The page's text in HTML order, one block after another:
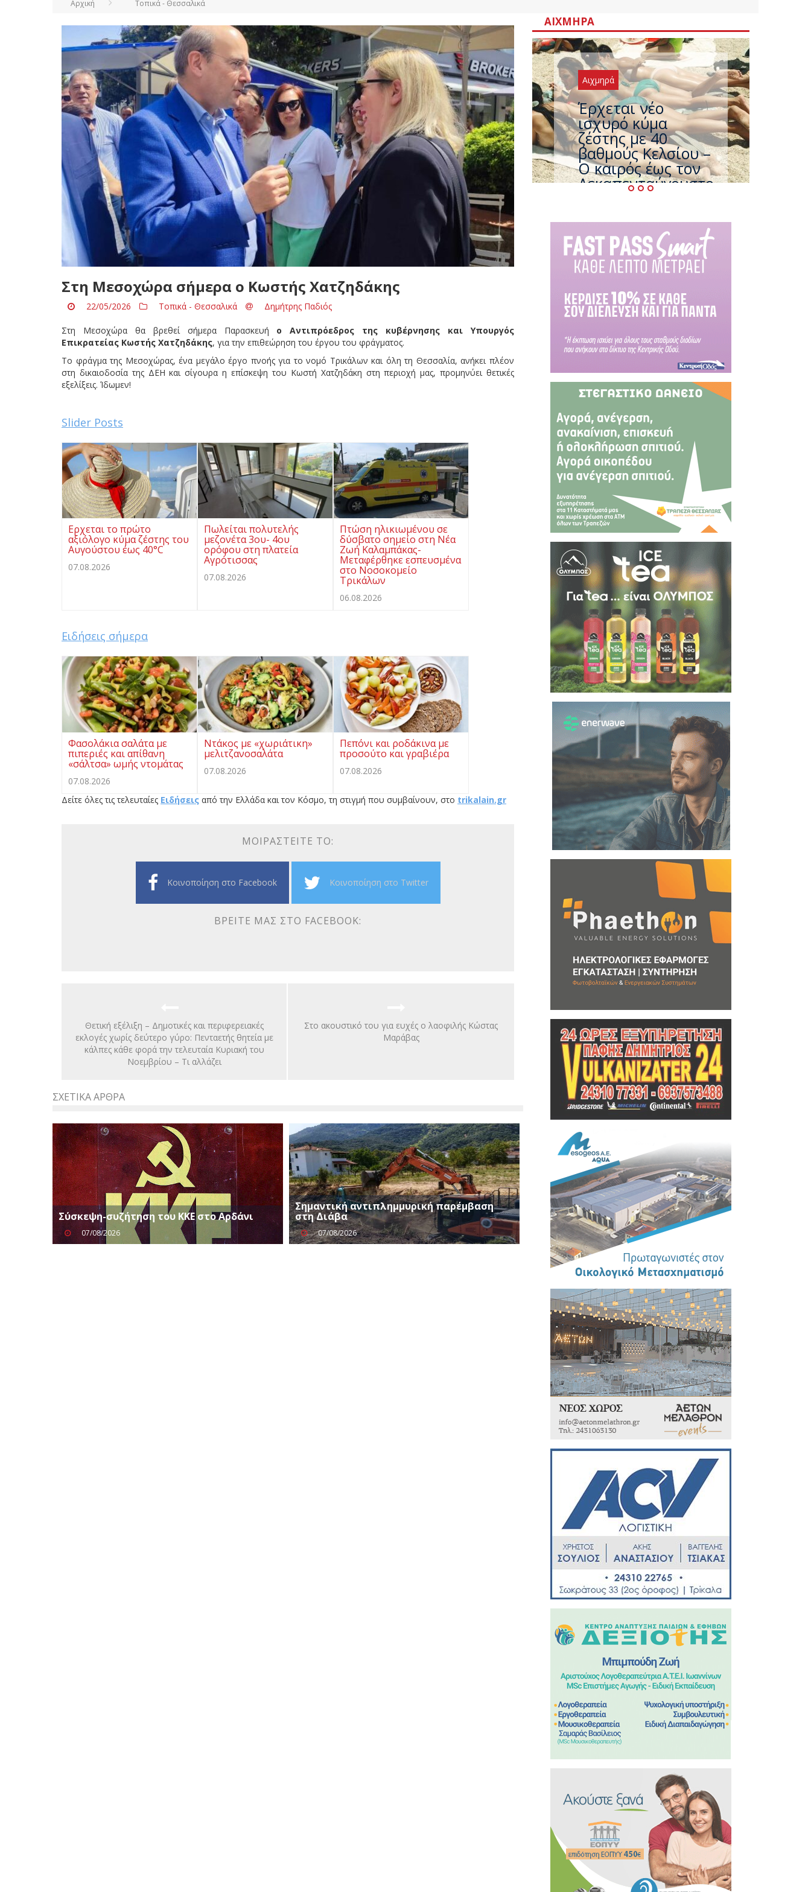
Αρχική Τοπικά - Θεσσαλικά
Στη Μεσοχώρα σήμερα ο Κωστής Χατζηδάκης
22/05/2026 Τοπικά - Θεσσαλικά Δημήτρης Παδιός
Στη Μεσοχώρα θα βρεθεί σήμερα Παρασκευή ο Αντιπρόεδρος της κυβέρνησης και Υπουργός
Επικρατείας Κωστής Χατζηδάκης, για την επιθεώρηση του έργου του φράγματος.
Το φράγμα της Μεσοχώρας, ένα μεγάλο έργο πνοής για το νομό Τρικάλων και όλη τη Θεσσαλία, ανήκει πλέον
στη δικαιοδοσία της ΔΕΗ και σίγουρα η επίσκεψη του Κωστή Χατζηδάκη στη περιοχή μας, προμηνύει θετικές
εξελίξεις. Ίδωμεν!
Slider Posts
Ερχεται το πρώτο
αξιόλογο κύμα ζέστης του
Αυγούστου έως 40°C
07.08.2026
Πωλείται πολυτελής
μεζονέτα 3ου- 4ου
ορόφου στη πλατεία
Αγρότισσας
07.08.2026
Πτώση ηλικιωμένου σε
δύσβατο σημείο στη Νέα
Ζωή Καλαμπάκας-
Μεταφέρθηκε εσπευσμένα
στο Νοσοκομείο
Τρικάλων
06.08.2026
Ειδήσεις σήμερα
Φασολάκια σαλάτα με
πιπεριές και απίθανη
«σάλτσα» ωμής ντομάτας
07.08.2026
Ντάκος με «χωριάτικη»
μελιτζανοσαλάτα
07.08.2026
Πεπόνι και ροδάκινα με
προσούτο και γραβιέρα
07.08.2026
Δείτε όλες τις τελευταίες Ειδήσεις από την Ελλάδα και τον Κόσμο, τη στιγμή που συμβαίνουν, στο trikalain.gr
ΜΟΙΡΑΣΤΕΊΤΕ ΤΟ:
Κοινοποίηση στο Facebook Κοινοποίηση στο Twitter
ΒΡΕΊΤΕ ΜΑΣ ΣΤΟ FACEBOOK:
Θετική εξέλιξη – Δημοτικές και περιφερειακές
εκλογές χωρίς δεύτερο γύρο: Πενταετής θητεία με
κάλπες κάθε φορά την τελευταία Κυριακή του
Νοεμβρίου – Τι αλλάζει
Στο ακουστικό του για ευχές ο λαοφιλής Κώστας
Μαράβας
ΣΧΕΤΙΚΆ ΆΡΘΡΑ
Σύσκεψη-συζήτηση του ΚΚΕ στο Αρδάνι
07/08/2026
Σημαντική αντιπλημμυρική παρέμβαση
στη Διάβα
07/08/2026
ΑΙΧΜΗΡΆ
Αιχμηρά
Έρχεται νέο
ισχυρό κύμα
ζέστης με 40
βαθμούς Κελσίου –
Ο καιρός έως τον
Δεκαπενταύγουστο